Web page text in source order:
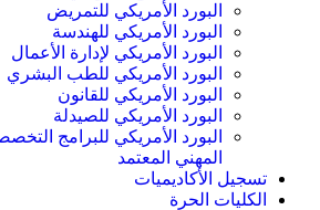
البورد الأمريكي للتمريض
البورد الأمريكي للهندسة
البورد الأمريكي لإدارة الأعمال
البورد الأمريكي للطب البشري
البورد الأمريكي للقانون
البورد الأمريكي للصيدلة
البورد الأمريكي للبرامج
المهني المعتمد
تسجيل الأكاديميات
الكليات الحرة